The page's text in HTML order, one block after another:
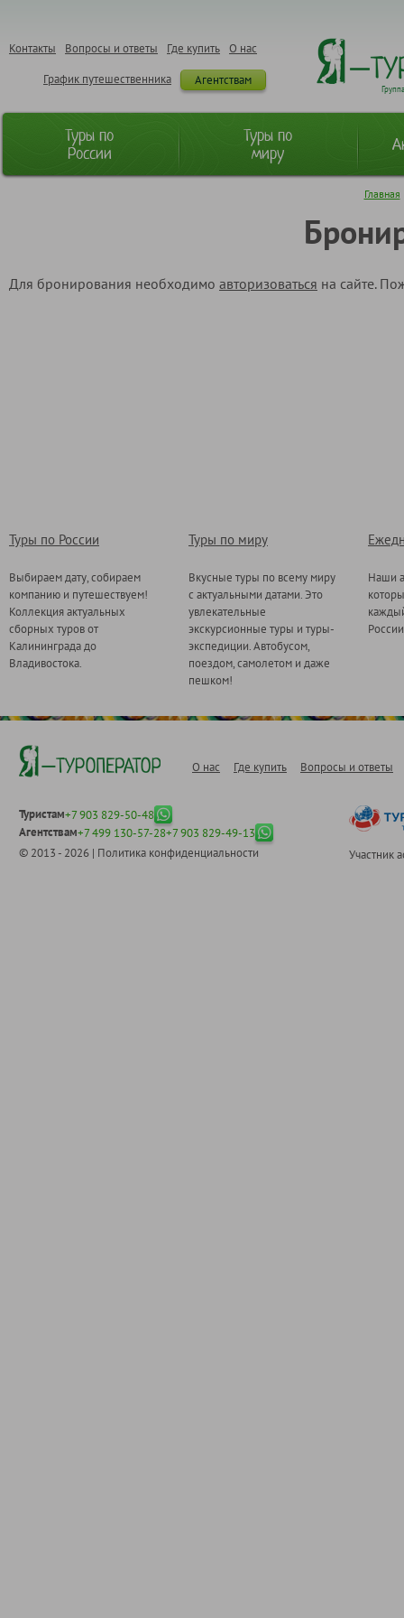
О нас
Где купить
Вопросы и ответы
Контакты
Агентствам
График путешественника
Туры по
России
Туры по
миру
Главная
Для бронирования необходимо авторизоваться на сайте.
Туры по России
Выбираем дату, собираем
компанию и путешествуем!
Коллекция актуальных
сборных туров от
Калининграда до
Владивостока.
Туры по миру
Вкусные туры по всему миру
с актуальными датами. Это
увлекательные
экскурсионные туры и туры-
экспедиции. Автобусом,
поездом, самолетом и даже
пешком!
Наши
О нас Где купить Вопросы и ответы
Туристам+7 903 829-50-48
Агентствам+7 499 130-57-28+7 903 829-49-13
© 2013 - 2026 | Политика конфиденциальности Участник